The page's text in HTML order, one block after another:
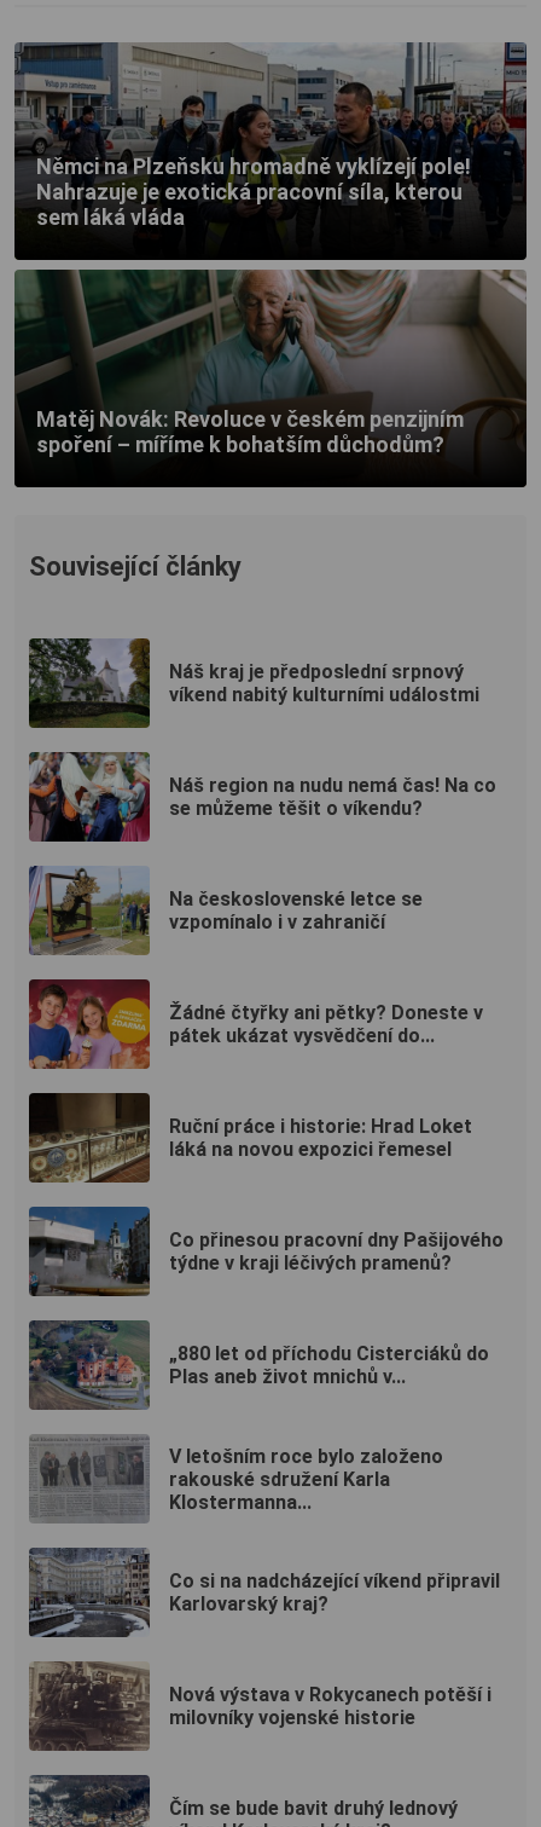
Němci na Plzeňsku hromadně vyklízejí pole!
Nahrazuje je exotická pracovní síla, kterou
sem láká vláda
Matěj Novák: Revoluce v českém penzijním
spoření – míříme k bohatším důchodům?
Související články
Náš kraj je předposlední srpnový
víkend nabitý kulturními událostmi
Náš region na nudu nemá čas! Na co
se můžeme těšit o víkendu?
Na československé letce se
vzpomínalo i v zahraničí
Žádné čtyřky ani pětky? Doneste v
pátek ukázat vysvědčení do...
Ruční práce i historie: Hrad Loket
láká na novou expozici řemesel
Co přinesou pracovní dny Pašijového
týdne v kraji léčivých pramenů?
„880 let od příchodu Cisterciáků do
Plas aneb život mnichů v...
V letošním roce bylo založeno
rakouské sdružení Karla
Klostermanna...
Co si na nadcházející víkend připravil
Karlovarský kraj?
Nová výstava v Rokycanech potěší i
milovníky vojenské historie
Čím se bude bavit druhý lednový